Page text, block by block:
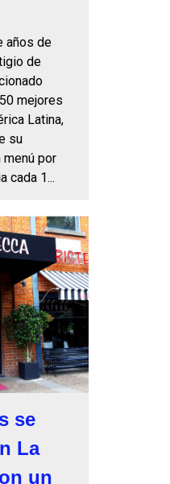
años de
de
mejores
Latina,
su
menú por
cada 1...
se
La
un